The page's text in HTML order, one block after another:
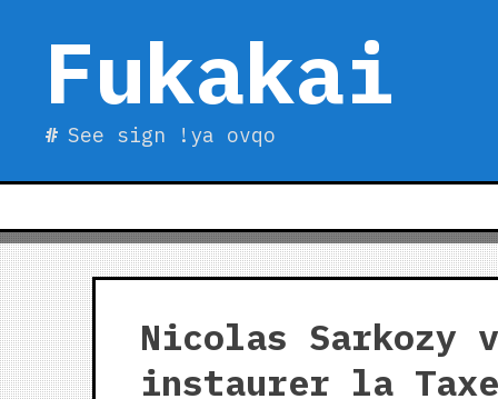
contentFukakai
See sign !ya ovqo
Nicolas Sarkozy
instaurer la